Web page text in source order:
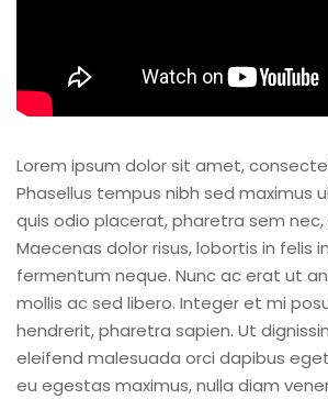
Lorem ipsum dolor sit amet,
Phasellus tempus nibh sed maximus
quis odio placerat, pharetra sem nec,
Maecenas dolor risus, lobortis in felis
fermentum neque. Nunc ac erat ut
mollis ac sed libero. Integer et mi
hendrerit, pharetra sapien. Ut
eleifend malesuada orci dapibus
eu egestas maximus, nulla diam